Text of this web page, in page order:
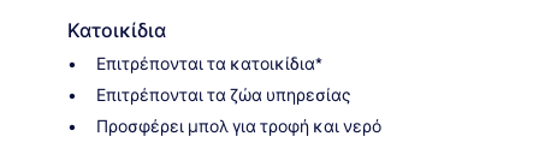
Κατοικίδια
Επιτρέπονται τα κατοικίδια*
Επιτρέπονται τα ζώα υπηρεσίας
Προσφέρει μπολ για τροφή και νερό